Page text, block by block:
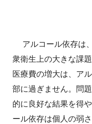
アルコール依存は
衆衛生上の大きな課
医療費の増大は、ア
部に過ぎません。問
的に良好な結果を得
ール依存は個人の弱